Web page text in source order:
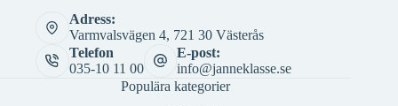
Adress:
Varmvalsvägen 4, 721 30 Västerås
Telefon
035-10 11 00
E-post:
info@janneklasse.se
Populära kategorier